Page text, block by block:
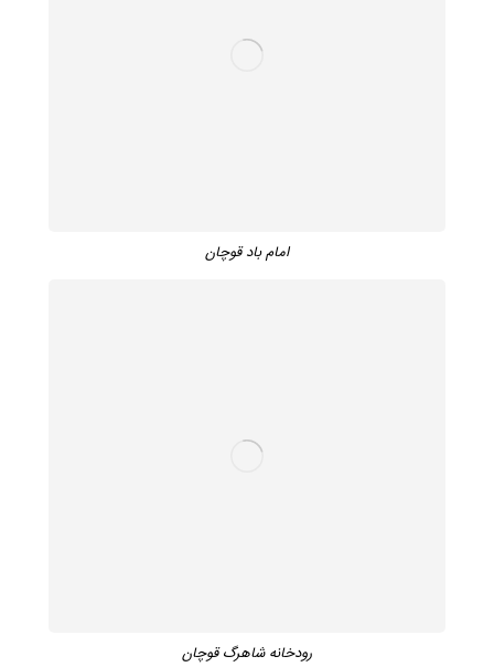
امام باد قوچان
رودخانه شاهرگ قوچان